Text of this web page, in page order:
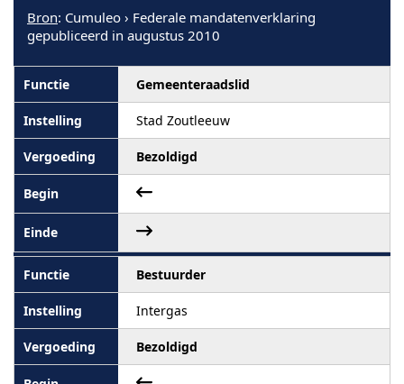
Bron: Cumuleo › Federale mandatenverklaring
gepubliceerd in augustus 2010
Gemeenteraadslid
Stad Zoutleeuw
Bezoldigd
Bestuurder
Intergas
Bezoldigd